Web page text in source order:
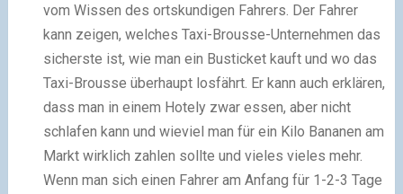
vom Wissen des ortskundigen Fahrers. Der Fahrer
kann zeigen, welches Taxi-Brousse-Unternehmen das
sicherste ist, wie man ein Busticket kauft und wo das
Taxi-Brousse überhaupt losfährt. Er kann auch erklären,
dass man in einem Hotely zwar essen, aber nicht
schlafen kann und wieviel man für ein Kilo Bananen am
Markt wirklich zahlen sollte und vieles vieles mehr.
Wenn man sich einen Fahrer am Anfang für 1-2-3 Tage